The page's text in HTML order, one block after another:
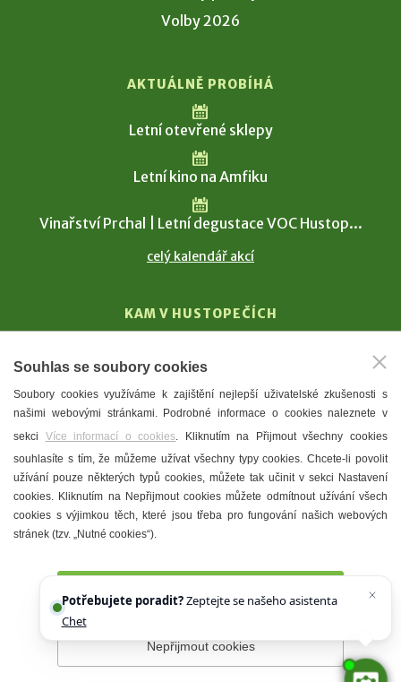
Volby 2026
AKTUÁLNĚ PROBÍHÁ
Letní otevřené sklepy
Letní kino na Amfiku
Vinařství Prchal | Letní degustace VOC Hustop...
celý kalendář akcí
KAM V HUSTOPEČÍCH
T. G. Masaryk
Mandloně
Ubytování
Restaurace
Městské muzeum a galerie
Denní meníčka
Prohlášení o přístupnosti Správce webu
Souhlas se soubory cookies
Soubory cookies využíváme k zajištění nejlepší uživatelské zkušenosti s
našimi webovými stránkami. Podrobné informace o cookies naleznete v
sekci Více informací o cookies. Kliknutím na Přijmout všechny cookies
souhlasíte s tím, že můžeme užívat všechny typy cookies. Chcete-li povolit
užívání pouze některých typů cookies, můžete tak učinit v sekci Nastavení
cookies. Kliknutím na Nepřijmout cookies můžete odmítnout užívání všech
cookies s výjimkou těch, které jsou třeba pro fungování našich webových
stránek (tzv. „Nutné cookies“).
Nepřijmout cookies
Potřebujete poradit?Zeptejte se našeho asistenta
Chettyho